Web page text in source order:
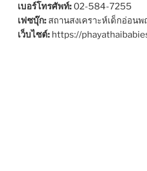
เบอร์โทรศัพท์: 02-584-7255
เฟซบุ๊ก: สถานสงเคราะห์เด็กอ่อน
เว็บไซต์: https://